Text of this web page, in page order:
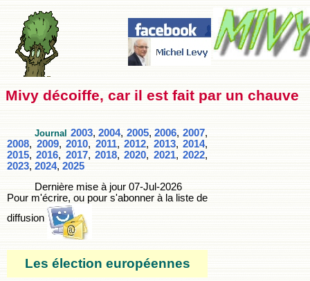
Mivy décoiffe, car il est fait par un chauve
Journal 2003,2004, 2005,2006,2007,
2008, 2009, 2010, 2011, 2012, 2013, 2014,
2015,2016, 2017,2018,2020, 2021,2022,
2023, 2024, 2025
Dernière mise à jour 07-Jul-2026
Pour m'écrire, ou pour s'abonner à la liste de
diffusion
Les élection européennes